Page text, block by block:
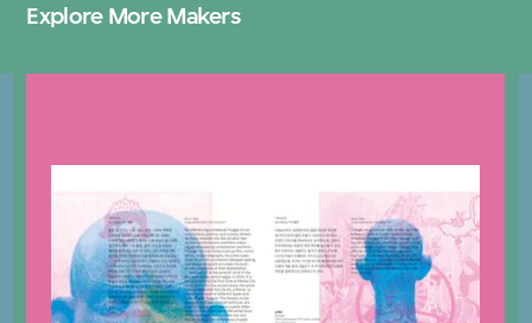
Explore More Makers